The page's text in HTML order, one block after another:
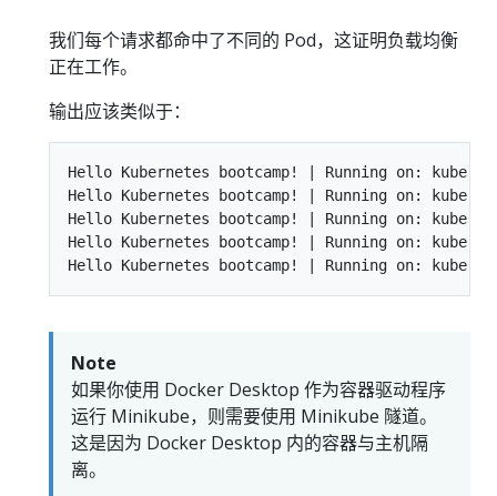
我们每个请求都命中了不同的 Pod，这证明负载均衡
正在工作。
输出应该类似于：
Hello Kubernetes bootcamp! | Running on:
Hello Kubernetes bootcamp! | Running on:
Hello Kubernetes bootcamp! | Running on:
Hello Kubernetes bootcamp! | Running on:
Note
如果你使用 Docker Desktop 作为容器驱动程序
运行 Minikube，则需要使用 Minikube 隧道。
这是因为 Docker Desktop 内的容器与主机隔
离。